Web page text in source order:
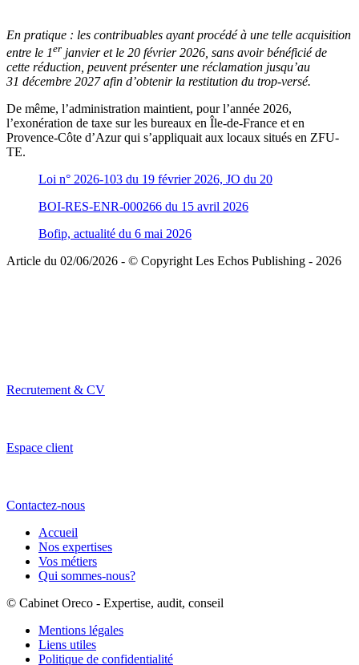
En pratique : les contribuables ayant procédé à une telle acquisition
entre le 1er janvier et le 20 février 2026, sans avoir bénéficié de
cette réduction, peuvent présenter une réclamation jusqu’au
31 décembre 2027 afin d’obtenir la restitution du trop-versé.
De même, l’administration maintient, pour l’année 2026,
l’exonération de taxe sur les bureaux en Île-de-France et en
Provence-Côte d’Azur qui s’appliquait aux locaux situés en ZFU-
TE.
Loi n° 2026-103 du 19 février 2026, JO du 20
BOI-RES-ENR-000266 du 15 avril 2026
Bofip, actualité du 6 mai 2026
Article du 02/06/2026 - © Copyright Les Echos Publishing - 2026
Recrutement & CV
Espace client
Contactez-nous
Accueil
Nos expertises
Vos métiers
Qui sommes-nous?
© Cabinet Oreco - Expertise, audit, conseil
Mentions légales
Liens utiles
Politique de confidentialité